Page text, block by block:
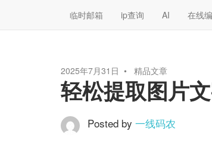
临时邮箱 ip查询 AI 在线
2025年7月31日 精品文章
轻松提取图片
Posted by 一线码农